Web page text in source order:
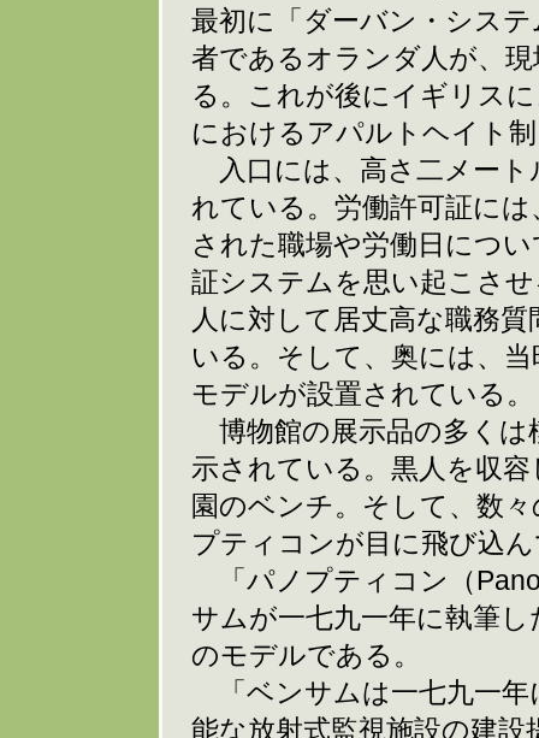
最初に「ダーバン・シス
者であるオランダ人が、
る。これが後にイギリス
におけるアパルトヘイト
入口には、高さ二メート
れている。労働許可証に
された職場や労働日につ
証システムを思い起こさ
人に対して居丈高な職務
いる。そして、奥には、
モデルが設置されている。
博物館の展示品の多くは
示されている。黒人を収
園のベンチ。そして、数
プティコンが目に飛び込
「パノプティコン（
サムが一七九一年に執筆
のモデルである。
「ベンサムは一七九一年
能な放射式監視施設の建